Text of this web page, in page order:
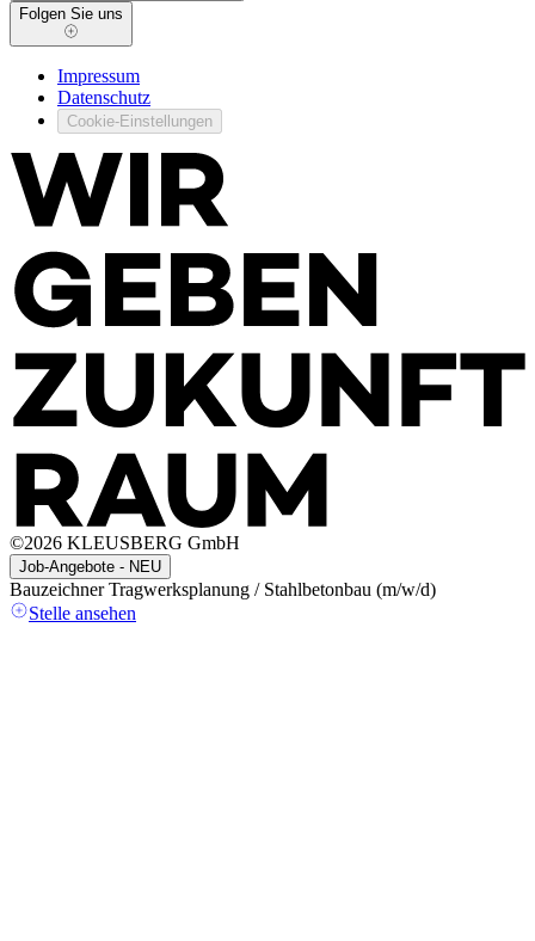
Folgen Sie uns
Impressum
Datenschutz
Cookie-Einstellungen
©2026 KLEUSBERG GmbH
Job-Angebote - NEU
Bauzeichner Tragwerksplanung / Stahlbetonbau (m/w/d)
Stelle ansehen